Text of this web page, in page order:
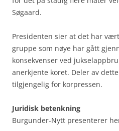
Søgaard.
Presidenten sier at det har
gruppe som nøye har gått
konsekvenser ved
anerkjente koret. Deler av
tilgjengelig for korpressen.
Juridisk betenkning
Burgunder-Nytt presenterer